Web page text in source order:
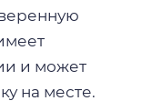
и может
на месте.